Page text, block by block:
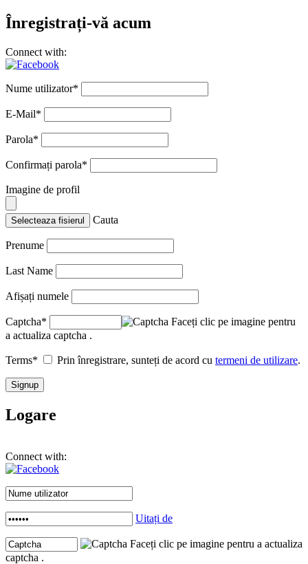
Înregistrați-vă acum
Connect with:
Nume utilizator*
E-Mail*
Parola*
Confirmați parola*
Imagine de profil
Selecteaza fisierul Cauta
Prenume
Last Name
Afișați numele
Captcha*
Faceți clic pe imagine pentru
a actualiza captcha .
Terms* Prin înregistrare, sunteți de acord cu termeni de utilizare.
Logare
Connect with:
Uitați de
Faceți clic pe imagine pentru a actualiza
captcha .